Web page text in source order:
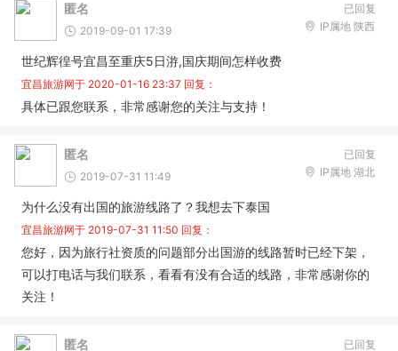
已回复
匿名
2019-09-01 17:39 IP属地 陕西
世纪辉徨号宜昌至重庆5日㳺,国庆期间怎样收费
宜昌旅游网于 2020-01-16 23:37 回复：
具体已跟您联系，非常感谢您的关注与支持！
已回复
匿名
2019-07-31 11:49 IP属地 湖北
为什么没有出国的旅游线路了？我想去下泰国
宜昌旅游网于 2019-07-31 11:50 回复：
您好，因为旅行社资质的问题部分出国游的线路暂时已经下架，
可以打电话与我们联系，看看有没有合适的线路，非常感谢你的
关注！
已回复
匿名